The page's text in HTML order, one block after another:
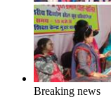
Breaking news